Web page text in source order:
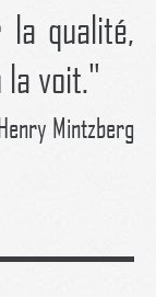
qualité,
la voit."
Mintzberg